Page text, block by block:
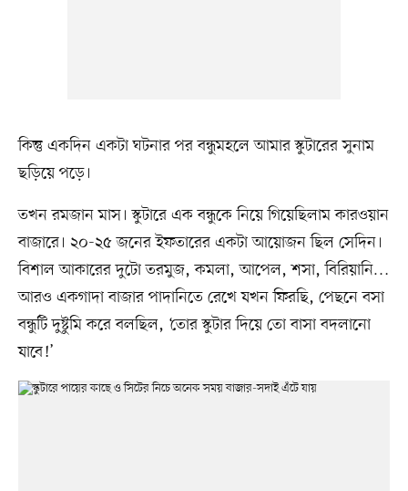
কিন্তু একদিন একটা ঘটনার পর বন্ধুমহলে আমার স্কুটারের সুনাম
ছড়িয়ে পড়ে।
তখন রমজান মাস। স্কুটারে এক বন্ধুকে নিয়ে গিয়েছিলাম কারওয়ান
বাজারে। ২০-২৫ জনের ইফতারের একটা আয়োজন ছিল সেদিন।
বিশাল আকারের দুটো তরমুজ, কমলা, আপেল, শসা, বিরিয়ানি…
আরও একগাদা বাজার পাদানিতে রেখে যখন ফিরছি, পেছনে বসা
বন্ধুটি দুষ্টুমি করে বলছিল, ‘তোর স্কুটার দিয়ে তো বাসা বদলানো
যাবে!’